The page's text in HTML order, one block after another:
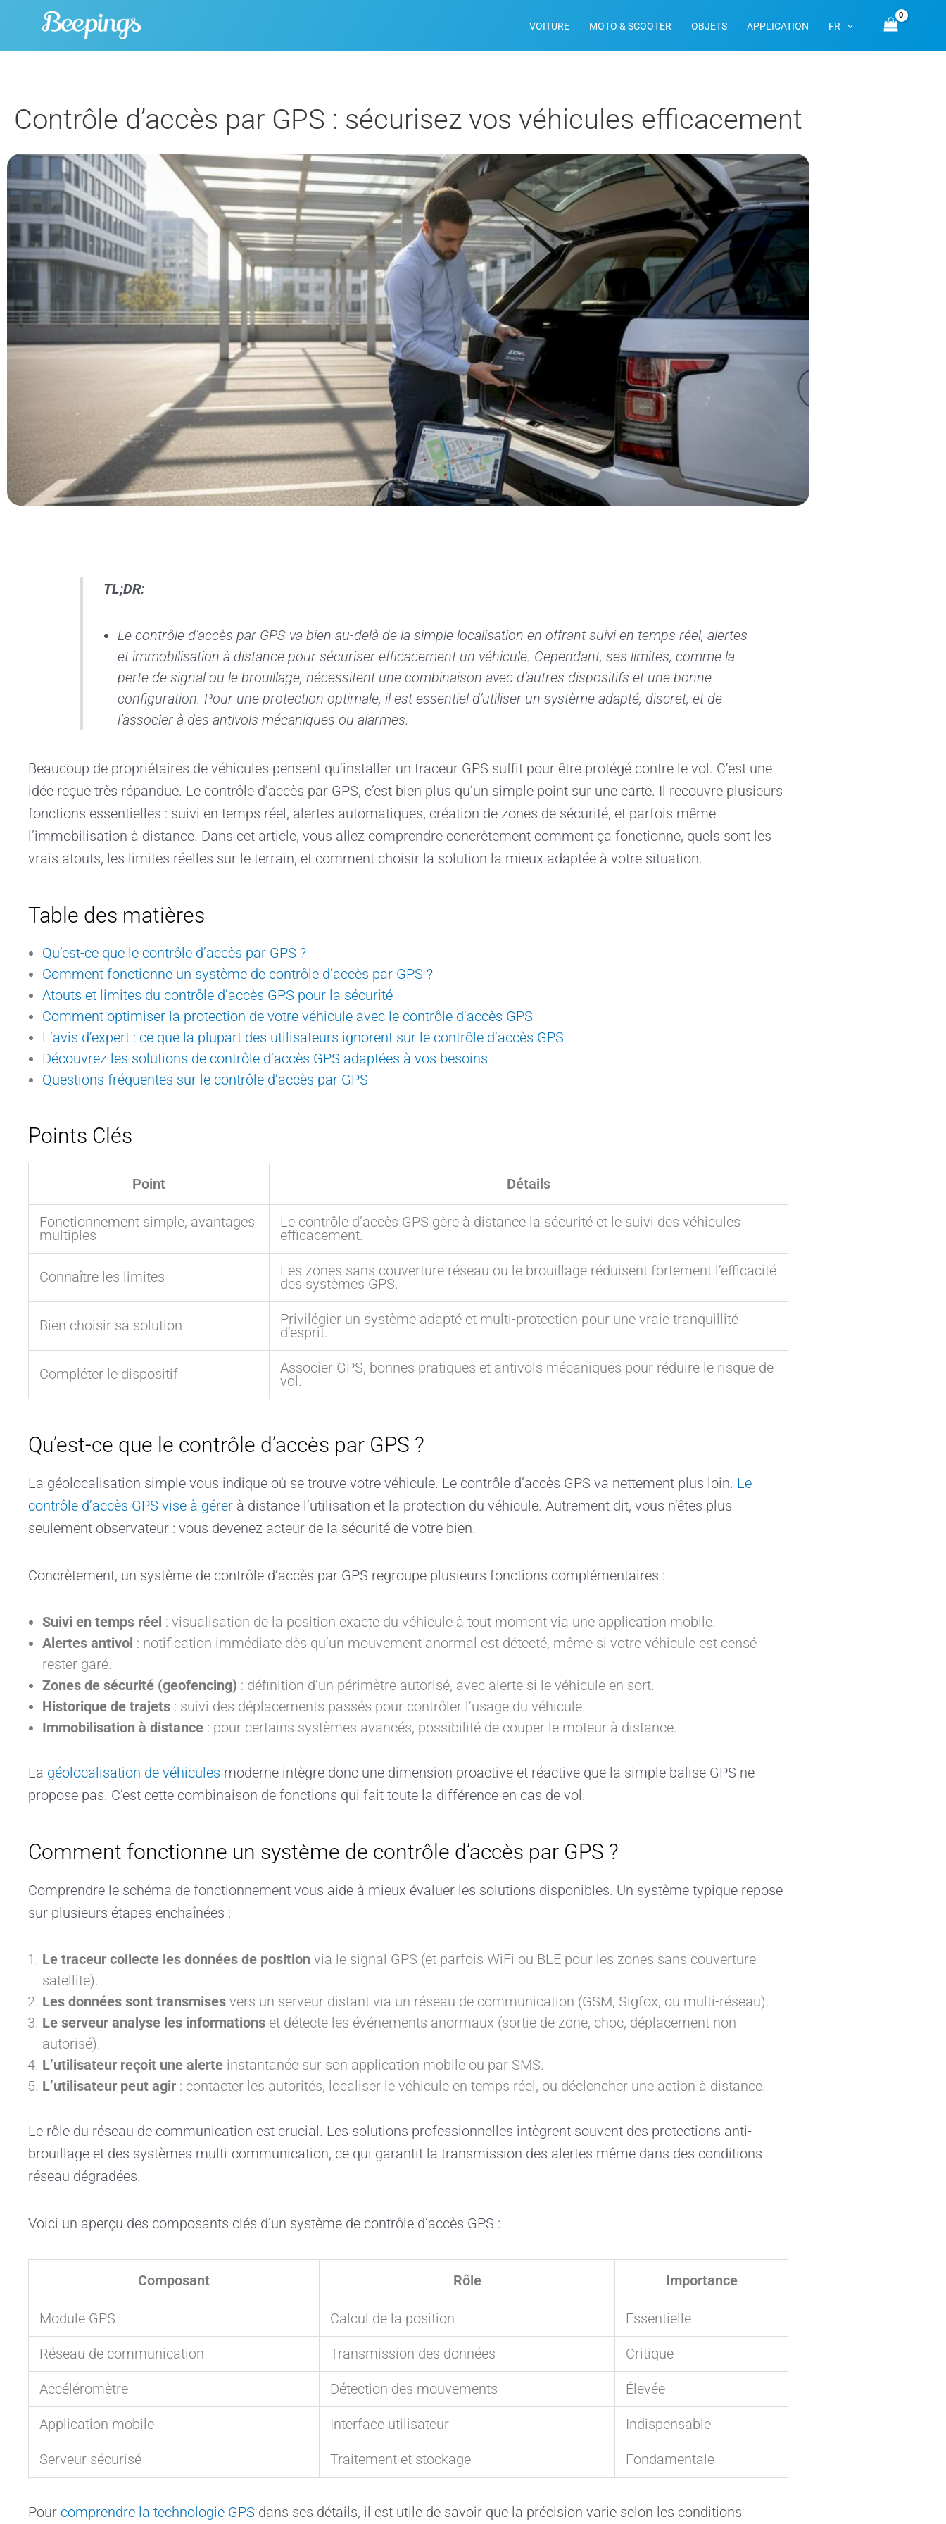
contenu
VOITURE MOTO & SCOOTER OBJETS APPLICATION FR
Contrôle d’accès par GPS : sécurisez vos véhicules efficacement
TL;DR:
Le contrôle d’accès par GPS va bien au-delà de la simple localisation en offrant suivi en temps réel, alertes
et immobilisation à distance pour sécuriser efficacement un véhicule. Cependant, ses limites, comme la
perte de signal ou le brouillage, nécessitent une combinaison avec d’autres dispositifs et une bonne
configuration. Pour une protection optimale, il est essentiel d’utiliser un système adapté, discret, et de
l’associer à des antivols mécaniques ou alarmes.
Beaucoup de propriétaires de véhicules pensent qu’installer un traceur GPS suffit pour être protégé contre le vol. C’est une
idée reçue très répandue. Le contrôle d’accès par GPS, c’est bien plus qu’un simple point sur une carte. Il recouvre plusieurs
fonctions essentielles : suivi en temps réel, alertes automatiques, création de zones de sécurité, et parfois même
l’immobilisation à distance. Dans cet article, vous allez comprendre concrètement comment ça fonctionne, quels sont les
vrais atouts, les limites réelles sur le terrain, et comment choisir la solution la mieux adaptée à votre situation.
Table des matières
Qu’est-ce que le contrôle d’accès par GPS ?
Comment fonctionne un système de contrôle d’accès par GPS ?
Atouts et limites du contrôle d’accès GPS pour la sécurité
Comment optimiser la protection de votre véhicule avec le contrôle d’accès GPS
L’avis d’expert : ce que la plupart des utilisateurs ignorent sur le contrôle d’accès GPS
Découvrez les solutions de contrôle d’accès GPS adaptées à vos besoins
Questions fréquentes sur le contrôle d’accès par GPS
Points Clés
Point Détails
Fonctionnement simple, avantages
multiples
Le contrôle d’accès GPS gère à distance la sécurité et le suivi des véhicules
efficacement.
Connaître les limites Les zones sans couverture réseau ou le brouillage réduisent fortement l’efficacité
des systèmes GPS.
Bien choisir sa solution Privilégier un système adapté et multi-protection pour une vraie tranquillité
d’esprit.
Compléter le dispositif Associer GPS, bonnes pratiques et antivols mécaniques pour réduire le risque de
vol.
Qu’est-ce que le contrôle d’accès par GPS ?
La géolocalisation simple vous indique où se trouve votre véhicule. Le contrôle d’accès GPS va nettement plus loin. Le
contrôle d’accès GPS vise à gérer à distance l’utilisation et la protection du véhicule. Autrement dit, vous n’êtes plus
seulement observateur : vous devenez acteur de la sécurité de votre bien.
Concrètement, un système de contrôle d’accès par GPS regroupe plusieurs fonctions complémentaires :
Suivi en temps réel : visualisation de la position exacte du véhicule à tout moment via une application mobile.
Alertes antivol : notification immédiate dès qu’un mouvement anormal est détecté, même si votre véhicule est censé
rester garé.
Zones de sécurité (geofencing) : définition d’un périmètre autorisé, avec alerte si le véhicule en sort.
Historique de trajets : suivi des déplacements passés pour contrôler l’usage du véhicule.
Immobilisation à distance : pour certains systèmes avancés, possibilité de couper le moteur à distance.
La géolocalisation de véhicules moderne intègre donc une dimension proactive et réactive que la simple balise GPS ne
propose pas. C’est cette combinaison de fonctions qui fait toute la différence en cas de vol.
Comment fonctionne un système de contrôle d’accès par GPS ?
Comprendre le schéma de fonctionnement vous aide à mieux évaluer les solutions disponibles. Un système typique repose
sur plusieurs étapes enchaînées :
Le traceur collecte les données de position via le signal GPS (et parfois WiFi ou BLE pour les zones sans couverture
satellite).
Les données sont transmises vers un serveur distant via un réseau de communication (GSM, Sigfox, ou multi-réseau).
Le serveur analyse les informations et détecte les événements anormaux (sortie de zone, choc, déplacement non
autorisé).
L’utilisateur reçoit une alerte instantanée sur son application mobile ou par SMS.
L’utilisateur peut agir : contacter les autorités, localiser le véhicule en temps réel, ou déclencher une action à distance.
Le rôle du réseau de communication est crucial. Les solutions professionnelles intègrent souvent des protections anti-
brouillage et des systèmes multi-communication, ce qui garantit la transmission des alertes même dans des conditions
réseau dégradées.
Voici un aperçu des composants clés d’un système de contrôle d’accès GPS :
Composant Rôle Importance
Module GPS Calcul de la position Essentielle
Réseau de communication Transmission des données Critique
Accéléromètre Détection des mouvements Élevée
Application mobile Interface utilisateur Indispensable
Serveur sécurisé Traitement et stockage Fondamentale
Pour comprendre la technologie GPS dans ses détails, il est utile de savoir que la précision varie selon les conditions